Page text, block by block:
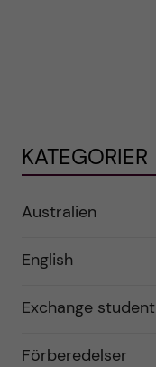
KATEGORIER
Australien
English
Exchange student
Förberedelser